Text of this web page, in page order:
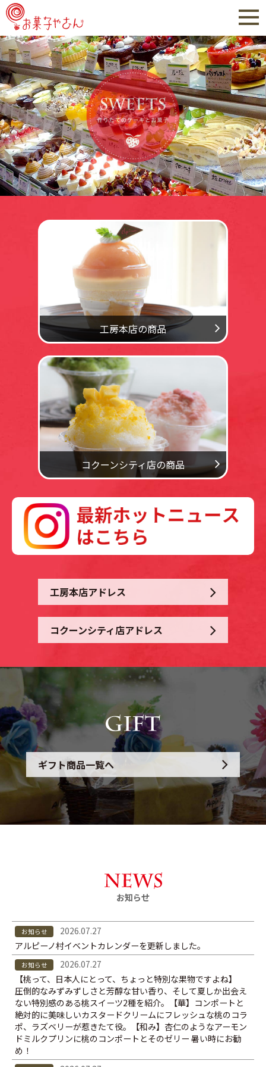
工房本店の商品
コクーンシティ店の商品
工房本店アドレス
コクーンシティ店アドレス
ギフト商品一覧へ
お知らせ
お知らせ
2026.07.27
アルピーノ村イベントカレンダーを更新しました。
お知らせ
2026.07.27
【桃って、日本人にとって、ちょっと特別な果物ですよね】
圧倒的なみずみずしさと芳醇な甘い香り、そして夏しか出会え
ない特別感のある桃スイーツ2種を紹介。【華】コンポートと
絶対的に美味しいカスタードクリームにフレッシュな桃のコラ
ポ、ラズベリーが惹きたて役。【和み】杏仁のようなアーモン
ドミルクプリンに桃のコンポートとそのゼリー 暑い時にお勧
め！